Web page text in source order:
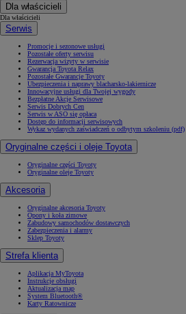
Dla właścicieli
Dla właścicieli
Serwis
Promocje i sezonowe usługi
Pozostałe oferty serwisu
Rezerwacja wizyty w serwisie
Gwarancja Toyota Relax
Pozostałe Gwarancje Toyoty
Ubezpieczenia i naprawy blacharsko-lakiernicze
Innowacyjne usługi dla Twojej wygody
Bezpłatne Akcje Serwisowe
Serwis Dobrych Cen
Serwis w ASO się opłaca
Dostęp do informacji serwisowych
Wykaz wydanych zaświadczeń o odbytym szkoleniu (pdf)
Oryginalne części i oleje Toyota
Oryginalne części Toyoty
Oryginalne oleje Toyoty
Akcesoria
Oryginalne akcesoria Toyoty
Opony i koła zimowe
Zabudowy samochodów dostawczych
Zabezpieczenia i alarmy
Sklep Toyoty
Strefa klienta
Aplikacja MyToyota
Instrukcje obsługi
Aktualizacja map
System Bluetooth®
Karty Ratownicze